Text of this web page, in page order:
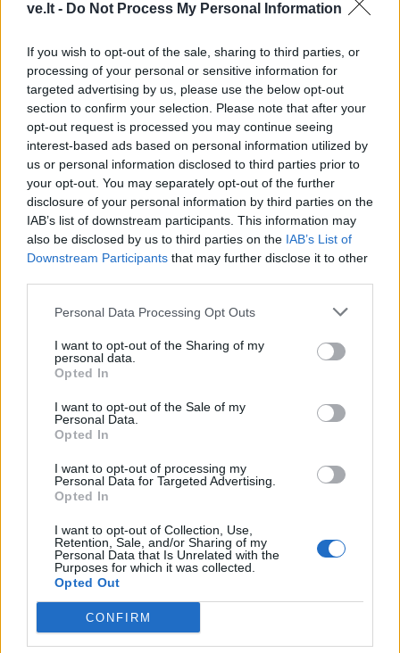
ve.lt - Do Not Process My Personal Information
If you wish to opt-out of the sale, sharing to third parties, or
processing of your personal or sensitive information for
targeted advertising by us, please use the below opt-out
section to confirm your selection. Please note that after your
opt-out request is processed you may continue seeing
interest-based ads based on personal information utilized by
us or personal information disclosed to third parties prior to
your opt-out. You may separately opt-out of the further
disclosure of your personal information by third parties on the
IAB’s list of downstream participants. This information may
also be disclosed by us to third parties on the IAB’s List of
Downstream Participants that may further disclose it to other
Personal Data Processing Opt Outs
I want to opt-out of the Sharing of my
personal data.
Opted In
I want to opt-out of the Sale of my
Personal Data.
Opted In
I want to opt-out of processing my
Personal Data for Targeted Advertising.
Opted In
I want to opt-out of Collection, Use,
Retention, Sale, and/or Sharing of my
Personal Data that Is Unrelated with the
Purposes for which it was collected.
Opted Out
CONFIRM
Sukčiai nesnaudžia:
naudojasi dėl kietojo kuro
kilusiu ažiotažu
Gaisras automobilių
pardavimo aikštelėje:
sudegė ne tik namelis ant
ratų
NAUJI
Podkastai
Į Klaipėdą iš emigracijos
grįžusi Karina